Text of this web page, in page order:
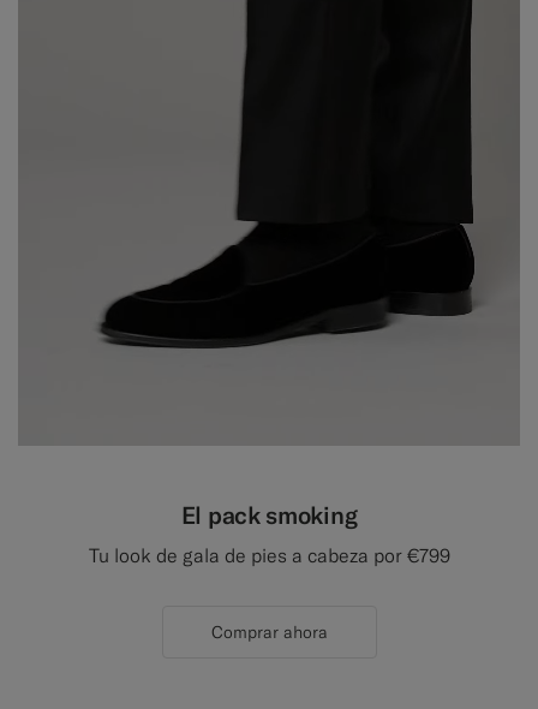
El pack smoking
Tu look de gala de pies a cabeza por €799
Comprar ahora